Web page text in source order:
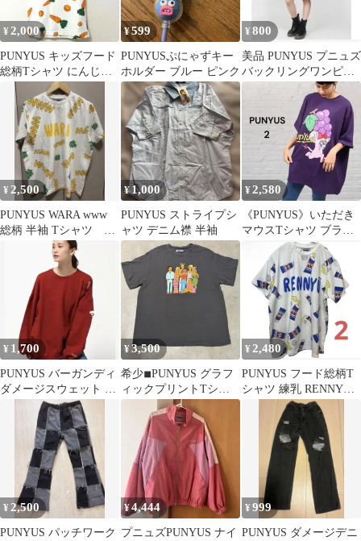
¥2,000
PUNYUS キッズフード
総柄Tシャツ にんじん
120 プニュズ かずぅ
¥599
PUNYUSぷにゃずキー
ホルダー ブルー ピンク
¥ 800
美品 PUNYUS プニュズ
バックリングワンピー
ス ブラック 黒 半袖 M
¥ 2,500
PUNYUS WARA www
総柄 半袖 Tシャツ サ
¥ 1,000
PUNYUS ストライプシ
ャツ デニム襟 半袖
¥2,580
《PUNYUS》いただき
マウスTシャツ ブラッ
ク ぶどう 2
¥ 1,700
PUNYUS バーガンディ
ダメージスウェット サ
¥3,500
希少◾︎PUNYUS グラフ
ィックプリントTシャ
ツ チャコールグレー
¥ 2,480
PUNYUS フード総柄T
シャツ 練乳 RENNYU
¥2,500
PUNYUS パッチワーク
¥4,444
プニュズPUNYUS ナイ
¥999
PUNYUS ダメージデニ